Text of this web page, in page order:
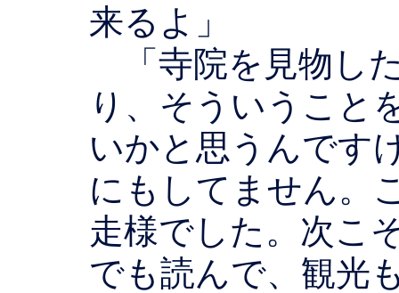
来るよ」
「寺院を見物し
り、そういうこと
いかと思うんです
にもしてません。
走様でした。次こ
でも読んで、観光